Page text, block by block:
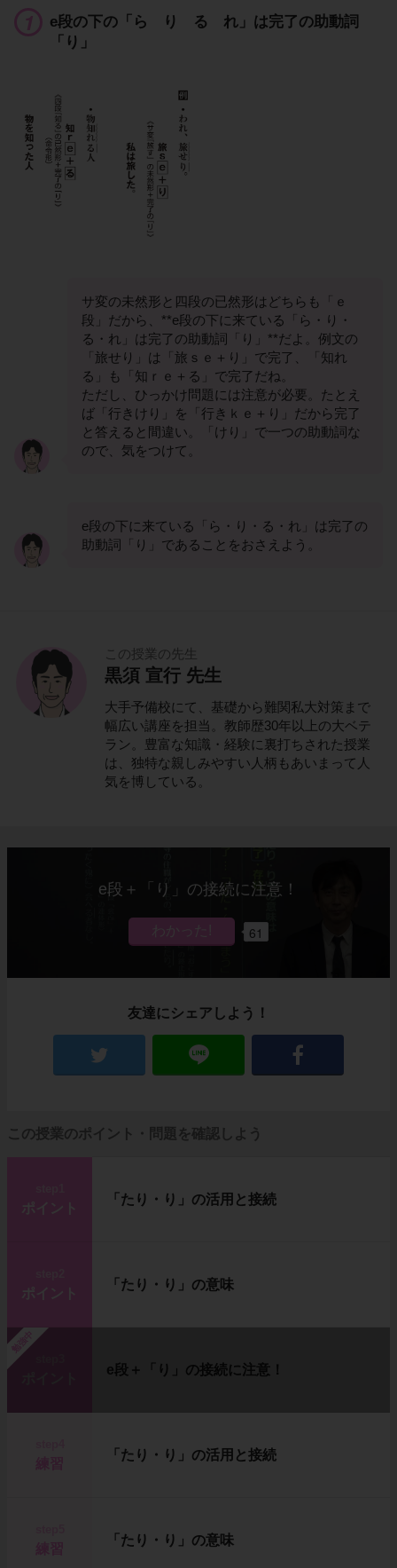
e段の下の「ら り る れ」は完了の助動詞
「り」
サ変の未然形と四段の已然形はどちらも「ｅ
段」だから、**e段の下に来ている「ら・り・
る・れ」は完了の助動詞「り」**だよ。例文の
「旅せり」は「旅ｓｅ＋り」で完了、「知れ
る」も「知ｒｅ＋る」で完了だね。
ただし、ひっかけ問題には注意が必要。たとえ
ば「行きけり」を「行きｋｅ＋り」だから完了
と答えると間違い。「けり」で一つの助動詞な
ので、気をつけて。
e段の下に来ている「ら・り・る・れ」は完了の
助動詞「り」であることをおさえよう。
この授業の先生
黒須 宣行 先生
大手予備校にて、基礎から難関私大対策まで
幅広い講座を担当。教師歴30年以上の大ベテ
ラン。豊富な知識・経験に裏打ちされた授業
は、独特な親しみやすい人柄もあいまって人
気を博している。
e段＋「り」の接続に注意！
61
友達にシェアしよう！
この授業のポイント・問題を確認しよう
ポイント
「たり・り」の活用と接続
ポイント
「たり・り」の意味
勉強中
e段＋「り」の接続に注意！
「たり・り」の活用と接続
「たり・り」の意味